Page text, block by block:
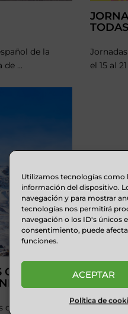
Utilizamos tecnologías como
información del dispositivo.
navegación y para mostrar
tecnologías nos permitirá
navegación o los ID's únicos
consentimiento, puede
funciones.
ACEPTAR
Política de
de la
...
el 15 al
DEBES
que ir, tienes
Noticias